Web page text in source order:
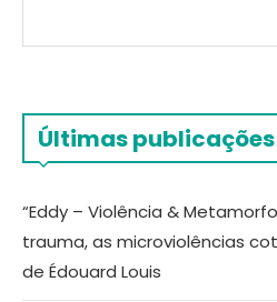
Últimas publicações
“Eddy – Violência &
trauma, as microviolências
de Édouard Louis